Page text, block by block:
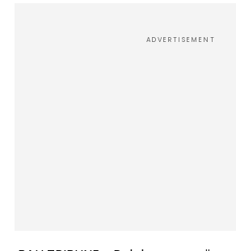
ADVERTISEMENT